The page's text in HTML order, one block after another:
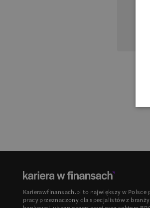
Karierawfinansach.pl to największy w Polsce
pracy przeznaczony dla specjalistów z